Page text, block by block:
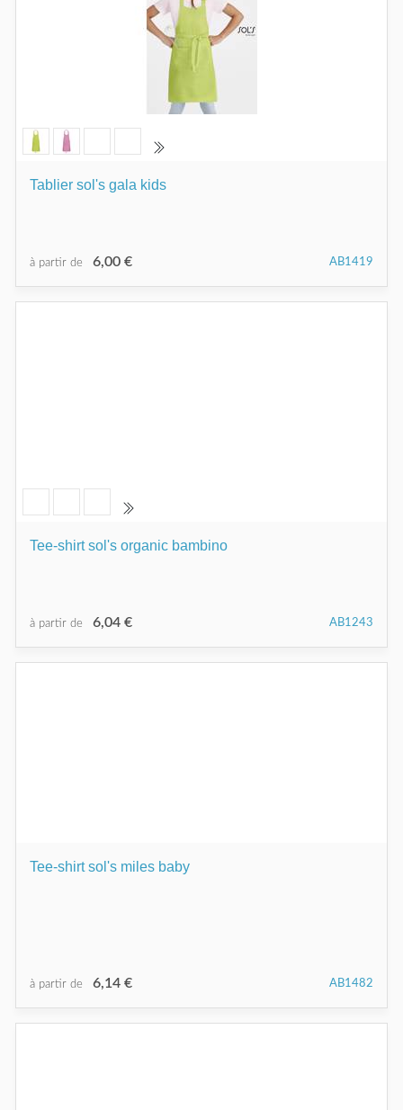
Tablier sol's gala kids
à partir de 6,00 € AB1419
Tee-shirt sol's organic bambino
à partir de 6,04 € AB1243
Tee-shirt sol's miles baby
à partir de 6,14 € AB1482